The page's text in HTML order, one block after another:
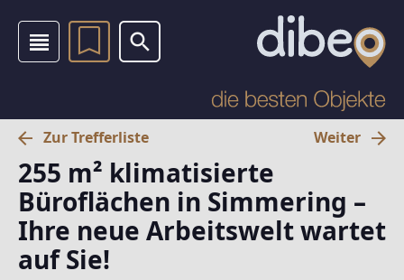
Zur Trefferliste Weiter
255 m² klimatisierte
Büroflächen in Simmering –
Ihre neue Arbeitswelt wartet
auf Sie!